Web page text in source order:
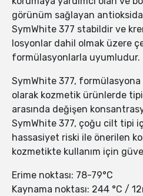
görünüm sağlayan
SymWhite 377 stabildir ve
losyonlar dahil olmak üzere
formülasyonlarla uyumludur.
SymWhite 377,
olarak kozmetik ürünlerde
arasında değişen
SymWhite 377, çoğu cilt tipi
hassasiyet riski ile önerilen
kozmetikte kullanım için
Erime noktası: 78-79°C
Kaynama noktası: 244 °C /